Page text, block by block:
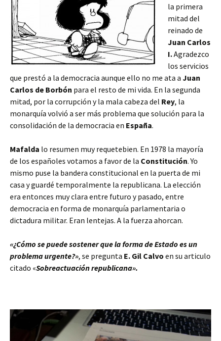
la primera
mitad del
reinado de
Juan Carlos
I.Agradezco
los servicios
que prestó a la democracia aunque ello no me ata a Juan
Carlos de Borbón para el resto de mi vida. En la segunda
mitad, por la corrupción y la mala cabeza del Rey, la
monarquía volvió a ser más problema que solución para la
consolidación de la democracia en España.
Mafalda lo resumen muy requetebien. En 1978 la mayoría
de los españoles votamos a favor de la Constitución. Yo
mismo puse la bandera constitucional en la puerta de mi
casa y guardé temporalmente la republicana. La elección
era entonces muy clara entre futuro y pasado, entre
democracia en forma de monarquía parlamentaria o
dictadura militar. Eran lentejas. A la fuerza ahorcan.
«¿Cómo se puede sostener que la forma de Estado es un
problema urgente?», se pregunta E. Gil Calvo en su articulo
citado «Sobreactuación republicana».